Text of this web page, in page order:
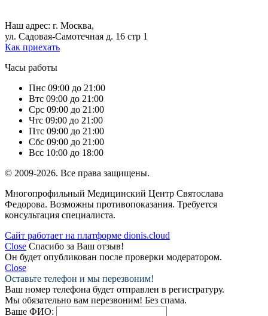
Наш адрес: г. Москва,
ул. Садовая-Самотечная д. 16 стр 1
Как приехать
Часы работы
Пнс 09:00 до 21:00
Втс 09:00 до 21:00
Срс 09:00 до 21:00
Чтс 09:00 до 21:00
Птс 09:00 до 21:00
Сбс 09:00 до 21:00
Всс 10:00 до 18:00
© 2009-2026. Все права защищены.
Многопрофильный Медицинский Центр Святослава
Федорова. Возможны противопоказания. Требуется
консультация специалиста.
Сайт работает на платформе dionis.cloud
Close Спасибо за Ваш отзыв!
Он будет опубликован после проверки модератором.
Close
Оставьте телефон и мы перезвоним!
Ваш номер телефона будет отправлен в регистратуру.
Мы обязательно вам перезвоним! Без спама.
Ваше ФИО: